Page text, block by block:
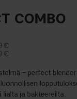
COMBO
€
€
– perfect
lialta ja bakteereilta.